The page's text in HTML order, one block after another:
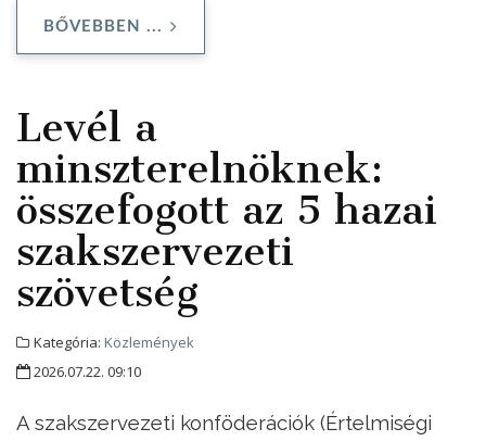
BŐVEBBEN ...
Levél a
minszterelnöknek:
összefogott az 5 hazai
szakszervezeti
szövetség
Kategória: Közlemények
2026.07.22. 09:10
A szakszervezeti konföderációk (Értelmiségi